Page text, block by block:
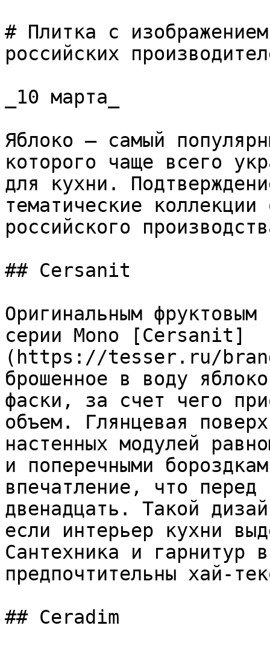
# Плитка с
российских
_10 марта_
Яблоко – самый
которого чаще всего
для кухни.
тематические
российского
## Cersanit
Оригинальным
серии Mono [Cersanit]
(https://tesser.ru/
брошенное в воду
фаски, за счет чего
объем. Глянцевая
настенных модулей
и поперечными
впечатление, что
двенадцать. Такой
если интерьер кухни
Сантехника и гарнитур
предпочтительны хай-
## Ceradim